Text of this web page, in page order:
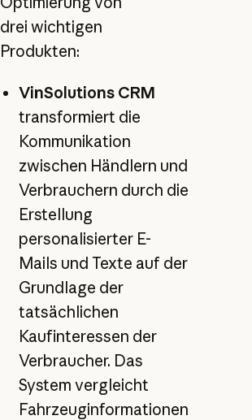
drei wichtigen
Produkten:
VinSolutions CRM
transformiert die
Kommunikation
zwischen Händlern und
Verbrauchern durch die
Erstellung
personalisierter E-
Mails und Texte auf der
Grundlage der
tatsächlichen
Kaufinteressen der
Verbraucher. Das
System vergleicht
Fahrzeuginformationen